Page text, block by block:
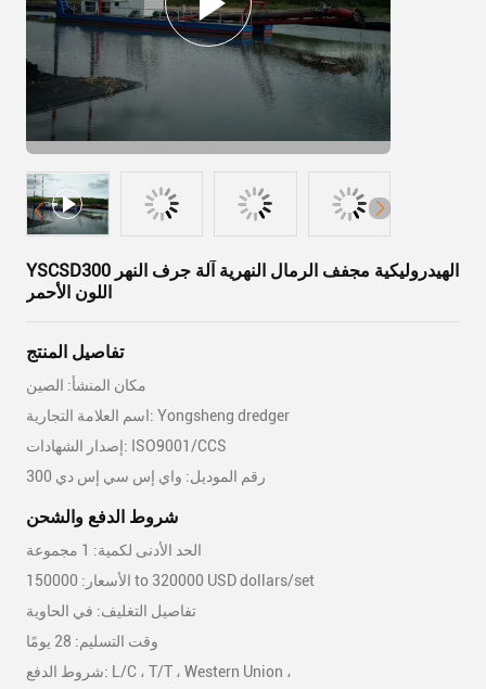
YSCSD300 الهيدروليكية مجفف الرمال النهرية آلة جرف النهر
اللون الأحمر
تفاصيل المنتج
مكان المنشأ: الصين
اسم العلامة التجارية: Yongsheng dredger
إصدار الشهادات: ISO9001/CCS
رقم الموديل: واي إس سي إس دي 300
شروط الدفع والشحن
الحد الأدنى لكمية: 1 مجموعة
الأسعار: 150000 to 320000 USD dollars/set
تفاصيل التغليف: في الحاوية
وقت التسليم: 28 يومًا
شروط الدفع: L/C ، T/T ، Western Union ،